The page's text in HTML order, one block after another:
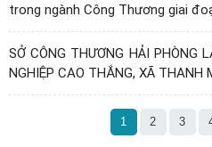
trong ngành Công Thương giai
SỞ CÔNG THƯƠNG HẢI PHÒNG
NGHIỆP CAO THẮNG, XÃ THANH
1 2 3